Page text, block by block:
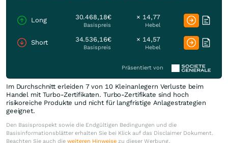
Long 30.468,18€
Basispreis
× 14,77
Hebel
Short 34.536,16€
Basispreis
× 14,57
Hebel
Präsentiert von
Im Durchschnitt erleiden 7 von 10 Kleinanlegern Verluste beim
Handel mit Turbo-Zertifikaten. Turbo-Zertifikate sind hoch
risikoreiche Produkte und nicht für langfristige Anlagestrategien
geeignet.
Den Basisprospekt sowie die Endgültigen Bedingungen und die
Basisinformationsblätter erhalten Sie bei Klick auf das Disclaimer Dokument.
Beachten Sie auch die weiteren Hinweise zu dieser Werbung.